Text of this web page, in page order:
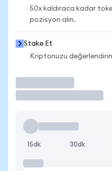
50x kaldıraca kadar
pozisyon alın.
Stake Et
Kriptonuzu
15dk 30dk